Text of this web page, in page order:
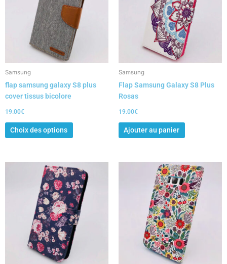
Samsung
flap samsung galaxy S8 plus
cover tissus bicolore
19.00€
Choix des options
variations.
Les
options
peuvent
choisies
la
produit
Samsung
Flap Samsung Galaxy S8 Plus
Rosas
19.00€
Ajouter au panier